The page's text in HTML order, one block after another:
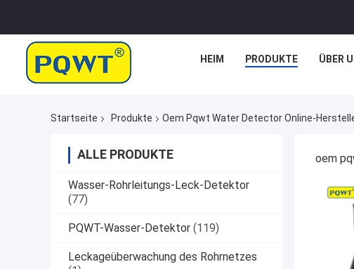
HEIM PRODUKTE ÜBER
Startseite Produkte Oem Pqwt Water Detector Online-
ALLE PRODUKTE
Wasser-Rohrleitungs-Leck-Detektor
(77)
PQWT-Wasser-Detektor (119)
Leckageüberwachung des Rohrnetzes
oem